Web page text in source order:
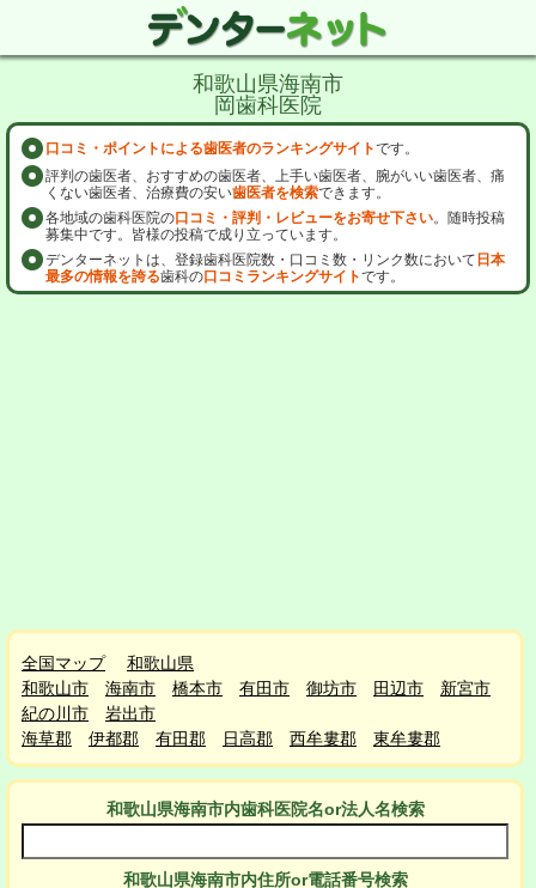
和歌山県海南市
岡歯科医院
口コミ・ポイントによる歯医者のランキングサイトです。
評判の歯医者、おすすめの歯医者、上手い歯医者、腕がいい歯医者、痛
くない歯医者、治療費の安い歯医者を検索できます。
各地域の歯科医院の口コミ・評判・レビューをお寄せ下さい。随時投稿
募集中です。皆様の投稿で成り立っています。
デンターネットは、登録歯科医院数・口コミ数・リンク数において 日本
最多の情報を誇る歯科の口コミランキングサイトです。
全国マップ
和歌山県
和歌山市
海南市 橋本市 有田市 御坊市 田辺市
新宮市
紀の川市
岩出市
海草郡
伊都郡 有田郡 日高郡 西牟婁郡 東牟婁郡
和歌山県海南市内歯科医院名or法人名検索
和歌山県海南市内住所or電話番号検索